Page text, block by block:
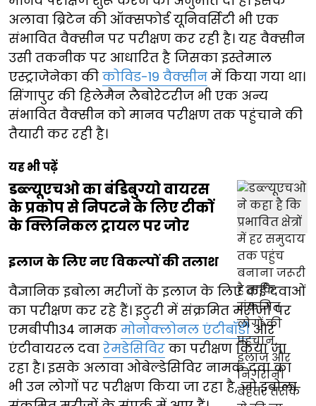
अलावा ब्रिटेन की ऑक्सफोर्ड यूनिवर्सिटी भी एक
संभावित वैक्सीन पर परीक्षण कर रही है। यह वैक्सीन
उसी तकनीक पर आधारित है जिसका इस्तेमाल
एस्ट्राजेनेका की कोविड-19 वैक्सीन में किया गया था।
सिंगापुर की हिलेमैन लैबोरेटरीज भी एक अन्य
संभावित वैक्सीन को मानव परीक्षण तक पहुंचाने की
तैयारी कर रही है।
यह भी पढ़ें
डब्ल्यूएचओ का बंडिबुग्यो वायरस
के प्रकोप से निपटने के लिए टीकों
के क्लिनिकल ट्रायल पर जोर
इलाज के लिए नए विकल्पों की तलाश
वैज्ञानिक इबोला मरीजों के इलाज के लिए कई दवाओं
का परीक्षण कर रहे हैं। इटुरी में संक्रमित मरीजों पर
एमबीपी134 नामक मोनोक्लोनल एंटीबॉडीऔर
एंटीवायरल दवा रेमडेसिविर का परीक्षण किया जा
रहा है। इसके अलावा ओबेल्डेसिविर नामक दवा का
भी उन लोगों पर परीक्षण किया जा रहा है, जो इबोला